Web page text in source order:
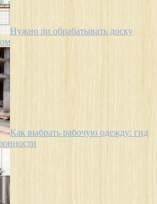
Нужно ли обрабатывать доску
Как выбрать рабочую одежду: гид